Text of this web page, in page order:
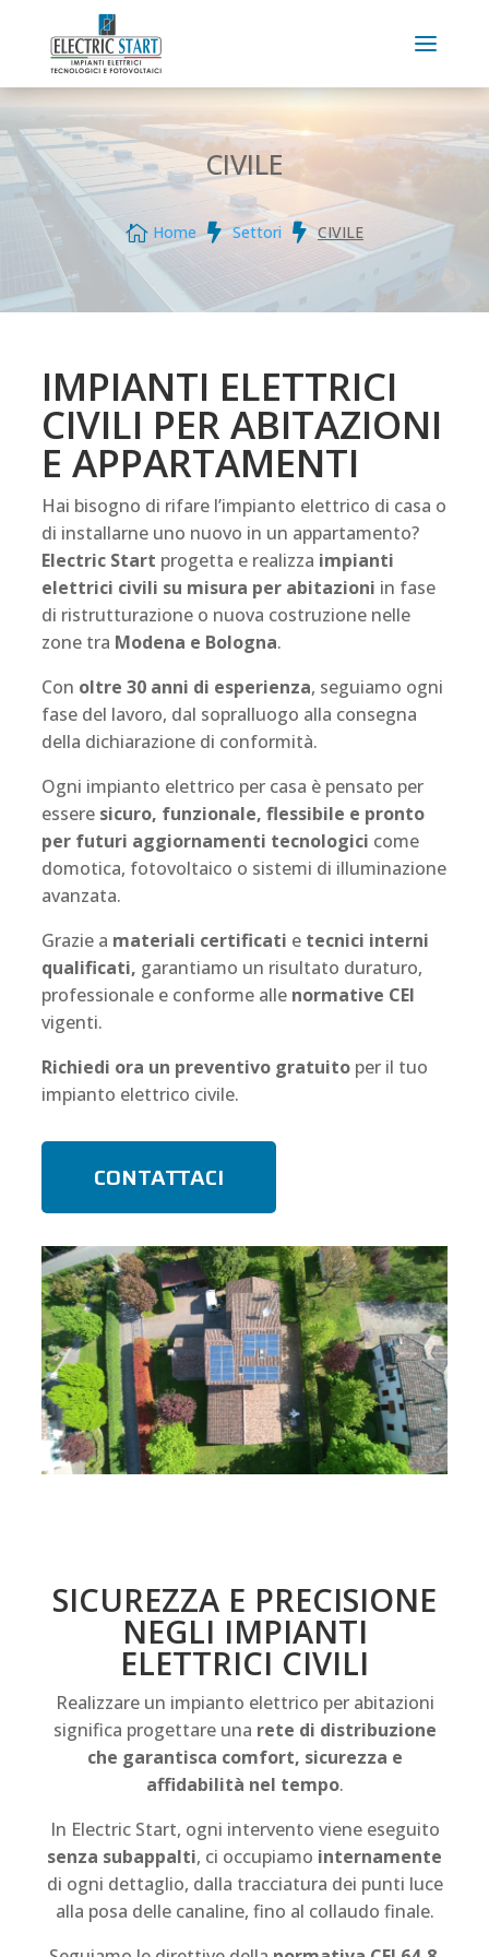
CIVILE
 Home  Settori  CIVILE
IMPIANTI ELETTRICI
CIVILI PER ABITAZIONI
E APPARTAMENTI
Hai bisogno di rifare l’impianto elettrico di casa o
di installarne uno nuovo in un appartamento?
Electric Start progetta e realizza impianti
elettrici civili su misura per abitazioni in fase
di ristrutturazione o nuova costruzione nelle
zone tra Modena e Bologna.
Con oltre 30 anni di esperienza, seguiamo ogni
fase del lavoro, dal sopralluogo alla consegna
della dichiarazione di conformità.
Ogni impianto elettrico per casa è pensato per
essere sicuro, funzionale, flessibile e pronto
per futuri aggiornamenti tecnologici come
domotica, fotovoltaico o sistemi di illuminazione
avanzata.
Grazie a materiali certificati e tecnici interni
qualificati, garantiamo un risultato duraturo,
professionale e conforme alle normative CEI
vigenti.
Richiedi ora un preventivo gratuito per il tuo
impianto elettrico civile.
CONTATTACI
SICUREZZA E PRECISIONE
NEGLI IMPIANTI
ELETTRICI CIVILI
Realizzare un impianto elettrico per abitazioni
significa progettare una rete di distribuzione
che garantisca comfort, sicurezza e
affidabilità nel tempo.
In Electric Start, ogni intervento viene eseguito
senza subappalti, ci occupiamo internamente
di ogni dettaglio, dalla tracciatura dei punti luce
alla posa delle canaline, fino al collaudo finale.